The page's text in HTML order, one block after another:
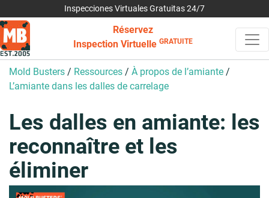
Inspecciones Virtuales Gratuitas 24/7
Réservez
Inspection Virtuelle GRATUITE
Mold Busters / Ressources / À propos de l’amiante /
L’amiante dans les dalles de carrelage
Les dalles en amiante: les
reconnaître et les
éliminer